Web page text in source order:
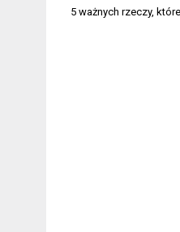
Nawigacja
5 ważnych rzeczy,